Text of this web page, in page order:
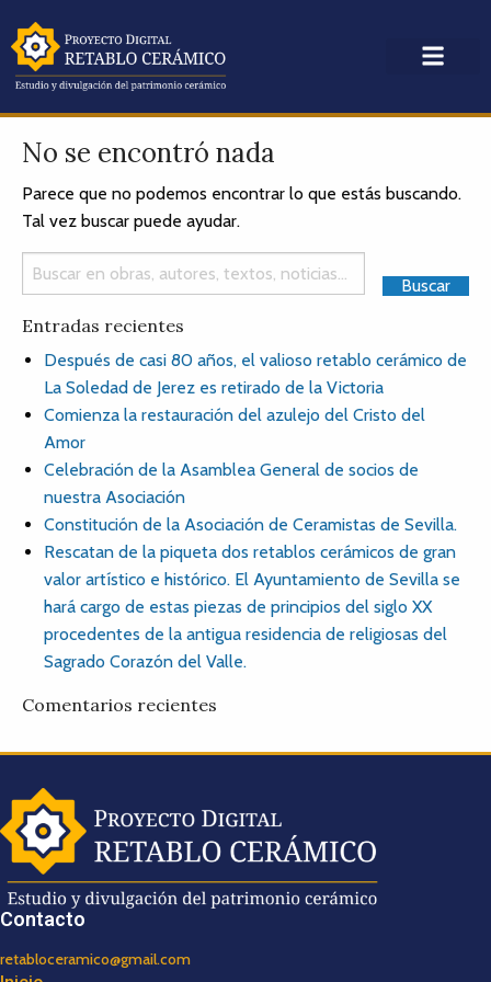
No se encontró nada
Parece que no podemos encontrar lo que estás buscando.
Tal vez buscar puede ayudar.
Entradas recientes
Después de casi 80 años, el valioso retablo cerámico de
La Soledad de Jerez es retirado de la Victoria
Comienza la restauración del azulejo del Cristo del
Amor
Celebración de la Asamblea General de socios de
nuestra Asociación
Constitución de la Asociación de Ceramistas de Sevilla.
Rescatan de la piqueta dos retablos cerámicos de gran
valor artístico e histórico. El Ayuntamiento de Sevilla se
hará cargo de estas piezas de principios del siglo XX
procedentes de la antigua residencia de religiosas del
Sagrado Corazón del Valle.
Comentarios recientes
Contacto
retabloceramico@gmail.com